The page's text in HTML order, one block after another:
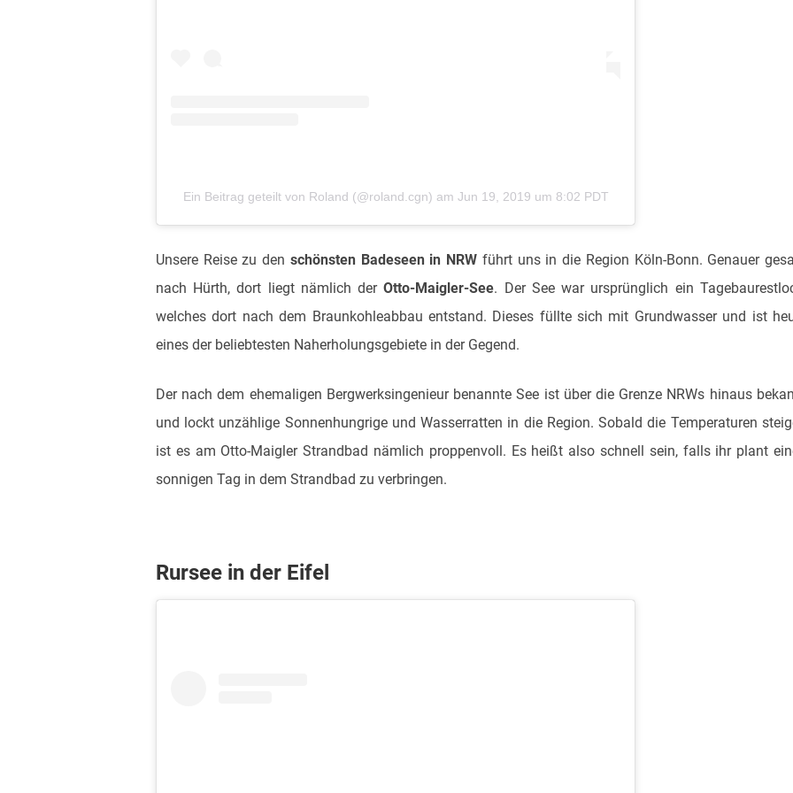
Ein Beitrag geteilt von Roland (@roland.cgn) am Jun 19, 2019 um 8:02 PDT
Unsere Reise zu den schönsten Badeseen in NRW führt uns in die Region Köln-Bonn. Genauer
nach Hürth, dort liegt nämlich derOtto-Maigler-See. Der See war ursprünglich ein
welches dort nach dem Braunkohleabbau entstand. Dieses füllte sich mit Grundwasser und ist
eines der beliebtesten Naherholungsgebiete in der Gegend.
Der nach dem ehemaligen Bergwerksingenieur benannte See ist über die Grenze NRWs hinaus
und lockt unzählige Sonnenhungrige und Wasserratten in die Region. Sobald die Temperaturen
ist es am Otto-Maigler Strandbad nämlich proppenvoll. Es heißt also schnell sein, falls ihr plant
sonnigen Tag in dem Strandbad zu verbringen.
Rursee in der Eifel